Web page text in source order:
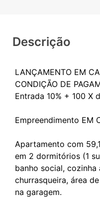
Descrição
LANÇAMENTO EM
CONDIÇÃO DE
Entrada 10% + 100 X
Empreendimento EM
Apartamento com
em 2 dormitórios (1
banho social, cozinha
churrasqueira, área
na garagem.